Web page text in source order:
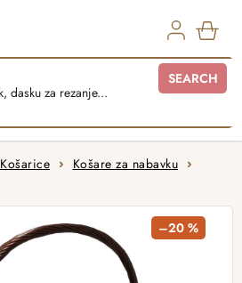
SEARCH
Košarice
Košare za nabavku
–20 %